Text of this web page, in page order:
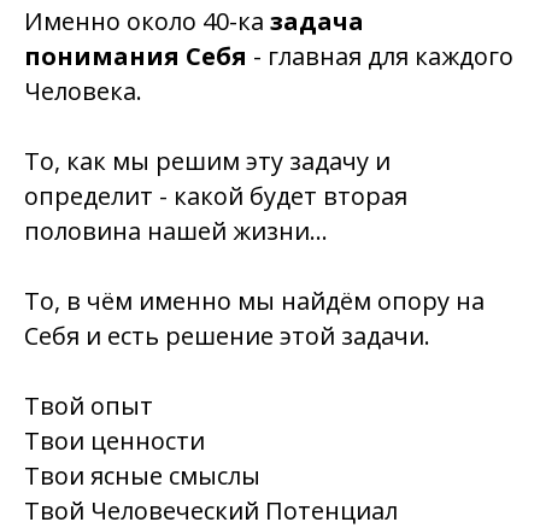
Именно около 40-ка задача
понимания Себя - главная для каждого
Человека.
То, как мы решим эту задачу и
определит - какой будет вторая
половина нашей жизни…
То, в чём именно мы найдём опору на
Себя и есть решение этой задачи.
Твой опыт
Твои ценности
Твои ясные смыслы
Твой Человеческий Потенциал